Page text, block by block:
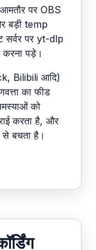
पर OBS
बड़ी temp
सर्वर पर yt-dlp
करना पड़े।
Bilibili आदि)
का फीड
को
करता है, और
बचता है।